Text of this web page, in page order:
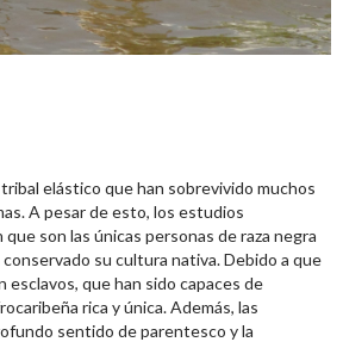
elástico que han sobrevivido muchos
A pesar de esto, los estudios
son las únicas personas de raza negra
su cultura nativa. Debido a que
esclavos, que han sido capaces de
rica y única. Además, las
sentido de parentesco y la